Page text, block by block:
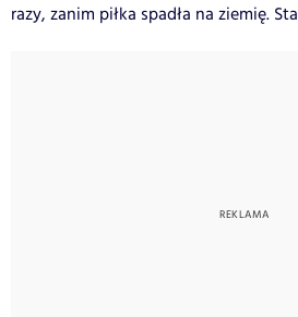
razy, zanim piłka spadła na ziemię.